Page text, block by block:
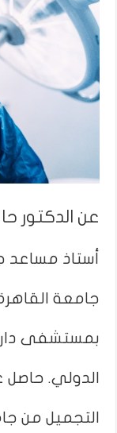
عن الدكتور
أستاذ مساعد
جامعة
بمستشفى
الدولي.
التجميل من